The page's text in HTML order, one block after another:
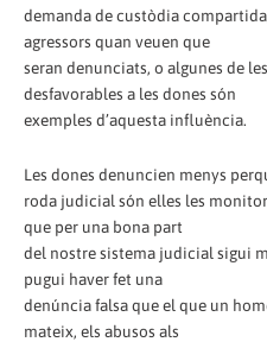
demanda de custòdia
agressors quan veuen que
seran denunciats, o algunes de
desfavorables a les dones són
exemples d’aquesta influència.
Les dones denuncien menys
roda judicial són elles les
que per una bona part
del nostre sistema judicial sigui
pugui haver fet una
denúncia falsa que el que un
mateix, els abusos als